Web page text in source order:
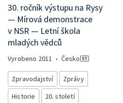
30. ročník výstupu na Rysy
— Mírová demonstrace
v NSR — Letní škola
mladých vědců
Vyrobeno 2011 • Česko
Zpravodajství
Zprávy
Historie
20. století